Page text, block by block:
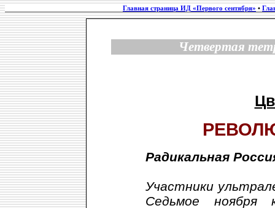
Главная страница ИД «Первого сентября» •
Четвертая
Радикальная
Участники
Седьмое ноября